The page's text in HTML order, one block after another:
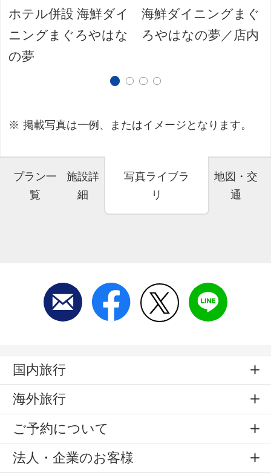
ホテル併設 海鮮ダイ
ニングまぐろやはな
の夢
海鮮ダイニングまぐ
ろやはなの夢／店内
掲載写真は一例、またはイメージとなります。
プラン一
覧
施設詳
細
写真ライブラ
リ
地図・交
通
国内旅行
海外旅行
ご予約について
法人・企業のお客様